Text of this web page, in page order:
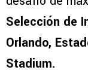
Selección de
Orlando,
Stadium.